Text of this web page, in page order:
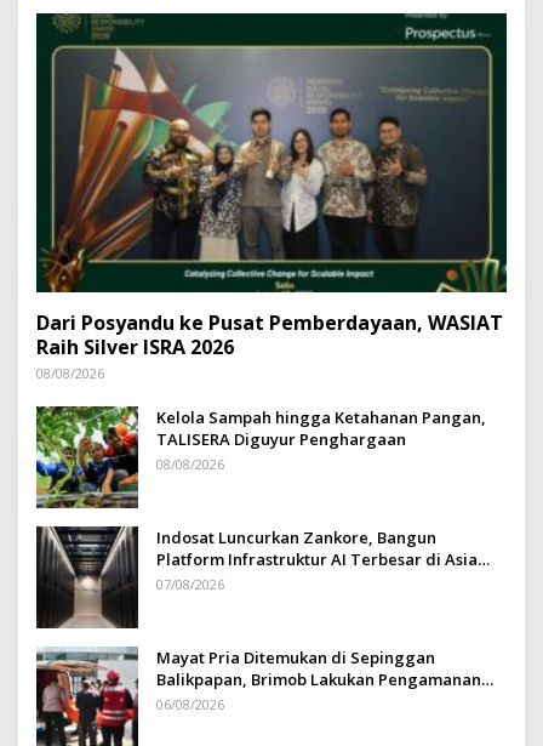
Dari Posyandu ke Pusat Pemberdayaan, WASIAT
Raih Silver ISRA 2026
08/08/2026
Kelola Sampah hingga Ketahanan Pangan,
TALISERA Diguyur Penghargaan
08/08/2026
Indosat Luncurkan Zankore, Bangun
Platform Infrastruktur AI Terbesar di Asia
Tenggara
07/08/2026
Mayat Pria Ditemukan di Sepinggan
Balikpapan, Brimob Lakukan Pengamanan
TKP
06/08/2026